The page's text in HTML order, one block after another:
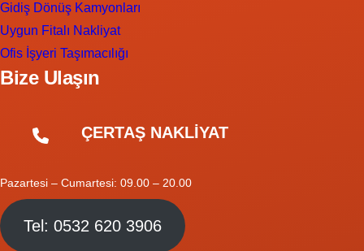
Gidiş Dönüş Kamyonları
Uygun Fitalı Nakliyat
Ofis İşyeri Taşımacılığı
Bize Ulaşın
ÇERTAŞ NAKLİYAT
Pazartesi – Cumartesi: 09.00 – 20.00
Tel: 0532 620 3906